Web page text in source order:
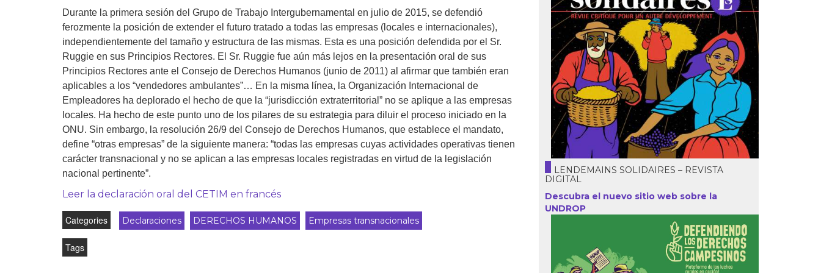
Derecho al
desarrollo
Por país Argentina
Bolivia
Brasil
Chile
Colombia
Ecuador
Declaraciones en la
ONU
Conferencias
Durante la primera sesión del Grupo de Trabajo Intergubernamental en julio de 2015, se defendió
ferozmente la posición de extender el futuro tratado a todas las empresas (locales e internacionales),
independientemente del tamaño y estructura de las mismas. Esta es una posición defendida por el Sr.
Ruggie en sus Principios Rectores. El Sr. Ruggie fue aún más lejos en la presentación oral de sus
Principios Rectores ante el Consejo de Derechos Humanos (junio de 2011) al afirmar que también eran
aplicables a los “vendedores ambulantes”… En la misma línea, la Organización Internacional de
Empleadores ha deplorado el hecho de que la “jurisdicción extraterritorial” no se aplique a las empresas
locales. Ha hecho de este punto uno de los pilares de su estrategia para diluir el proceso iniciado en la
ONU. Sin embargo, la resolución 26/9 del Consejo de Derechos Humanos, que establece el mandato,
define “otras empresas” de la siguiente manera: “todas las empresas cuyas actividades operativas tienen
carácter transnacional y no se aplican a las empresas locales registradas en virtud de la legislación
nacional pertinente”.
Leer la declaración oral del CETIM en francés
Categories Declaraciones DERECHOS HUMANOS Empresas transnacionales
Tags
LENDEMAINS SOLIDAIRES – REVISTA
DIGITAL
Descubra el nuevo sitio web sobre la
UNDROP